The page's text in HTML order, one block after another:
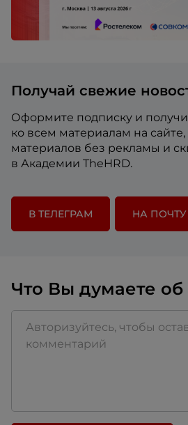
Получай свежие
Оформите подписку и
ко всем материалам на
материалов без рекламы и
в Академии TheHRD.
В ТЕЛЕГРАМ НА ПОЧТУ
Что Вы думаете об